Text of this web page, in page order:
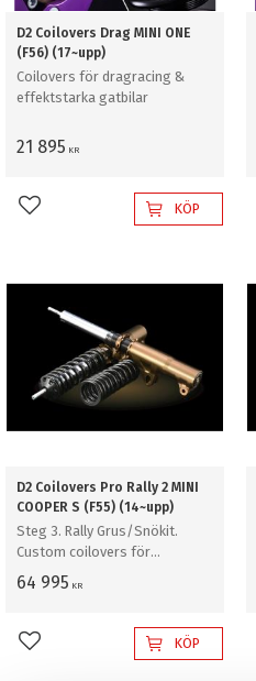
D2 Coilovers Drag MINI ONE
(F56) (17~upp)
Coilovers för dragracing &
effektstarka gatbilar
21 895 KR
Lägg till i favoriterKÖP
D2 Coilovers Pro Rally 2 MINI
COOPER S (F55) (14~upp)
Steg 3. Rally Grus/Snökit.
Custom coilovers för
professionell rally grus/snö
64 995 KR
Lägg till i favoriterKÖP